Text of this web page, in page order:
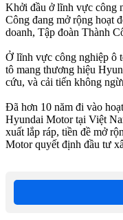
Khởi đầu ở lĩnh vực công
Công đang mở rộng hoạt
doanh, Tập đoàn Thành
Ở lĩnh vực công nghiệp ô
tô mang thương hiệu
cứu, và cải tiến không
Đã hơn 10 năm đi vào
Hyundai Motor tại Việt
xuất lắp ráp, tiền đề mở
Motor quyết định đầu tư